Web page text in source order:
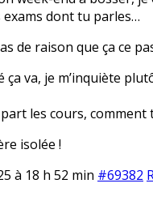
exams dont tu parles…
de raison que ça ce
ça va, je m’inquiète
les cours, comment
isolée !
à 18 h 52 min #69382